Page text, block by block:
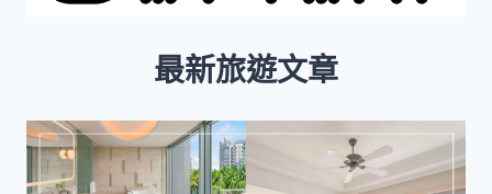
最新旅遊文章